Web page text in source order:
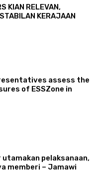
KIAN RELEVAN,
KERAJAAN
assess the
of ESSZone in
utamakan pelaksanaan,
memberi – Jamawi